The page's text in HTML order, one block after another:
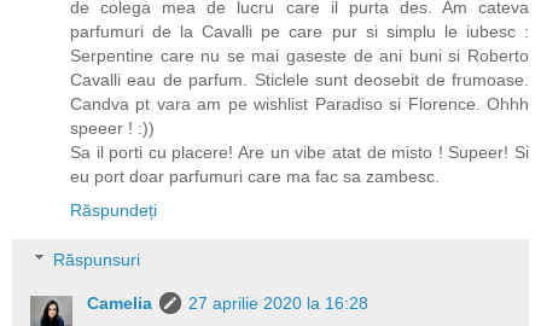
de colega mea de lucru care il purta des. Am cateva
parfumuri de la Cavalli pe care pur si simplu le iubesc :
Serpentine care nu se mai gaseste de ani buni si Roberto
Cavalli eau de parfum. Sticlele sunt deosebit de frumoase.
Candva pt vara am pe wishlist Paradiso si Florence. Ohhh
speeer ! :))
Sa il porti cu placere! Are un vibe atat de misto ! Supeer! Si
eu port doar parfumuri care ma fac sa zambesc.
Răspundeți
Răspunsuri
Camelia
27 aprilie 2020 la 16:28